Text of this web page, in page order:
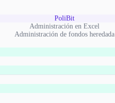
PoliBit
Administración en Excel
Administración de fondos heredada